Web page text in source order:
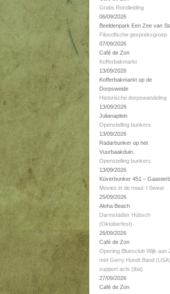
Gratis Rondleiding
06/09/2026
Beeldenpark Een Zee van
Filosofische gespreksgroep
07/09/2026
Café de Zon
Kofferbakmarkt
13/09/2026
Kofferbakmarkt op de
Dorpsweide
Historische dorpswandeling
13/09/2026
Julianaplein
Openstelling bunkers
13/09/2026
Radarbunker op het
Vuurbaakduin.
Openstelling bunkers
13/09/2026
Küverbunker 451 –
Movies in de maui: I Swear
25/09/2026
Aloha Beach
Darmstädter Hübsch
(Oktoberfest)
26/09/2026
Café de Zon
Opening Bluesclub Wijk aan
met Gerry Hundt Band
support acts (tba)
27/09/2026
Café de Zon